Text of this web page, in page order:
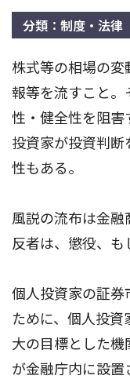
分類：制度・法律
株式等の相場の
報等を流すこと
性・健全性を阻害
投資家が投資判
性もある。
風説の流布は金
反者は、懲役、も
個人投資家の証券
ために、個人投
大の目標とした
が金融庁内に設